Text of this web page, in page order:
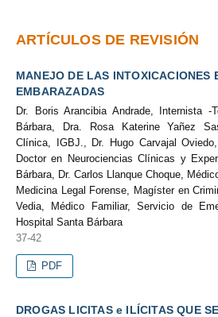
ARTÍCULOS DE REVISIÓN
MANEJO DE LAS INTOXICACIONES
EMBARAZADAS
Dr. Boris Arancibia Andrade, Internista -
Bárbara, Dra. Rosa Katerine Yañez
Clínica, IGBJ., Dr. Hugo Carvajal
Doctor en Neurociencias Clínicas y
Bárbara, Dr. Carlos Llanque Choque,
Medicina Legal Forense, Magíster en
Vedia, Médico Familiar, Servicio de
Hospital Santa Bárbara
37-42
PDF
DROGAS LICITAS e ILÍCITAS QUE